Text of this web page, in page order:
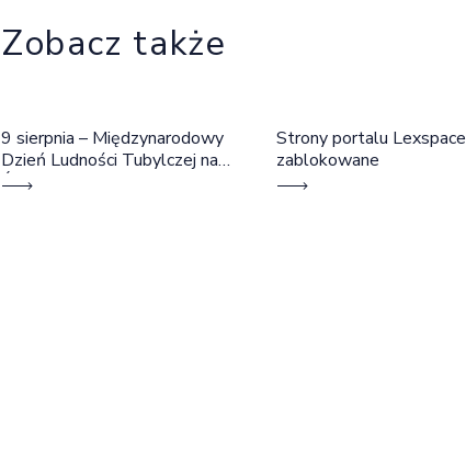
Zobacz także
9 sierpnia – Międzynarodowy
Dzień Ludności Tubylczej na
Świecie. Prawo do trwania we
Strony portalu Lexspace
zablokowane